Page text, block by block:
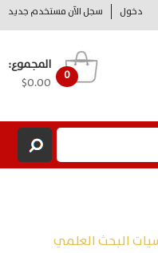
دخول سجل الآن مستخدم جديد
0
المجموع:
$0.00
البحث العلمي